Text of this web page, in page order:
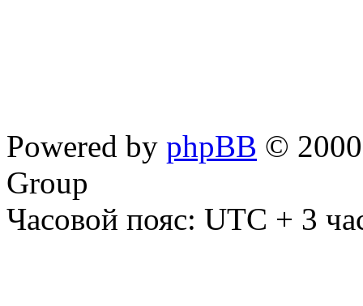
Powered by phpBB ©
Group
Часовой пояс: UTC + 3